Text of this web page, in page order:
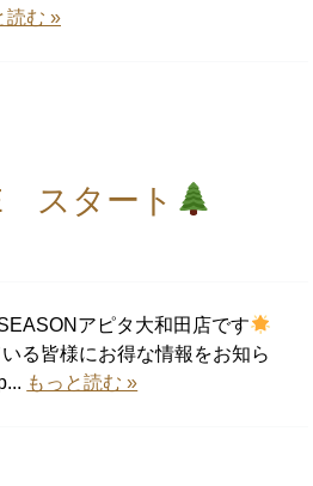
読む »
スタート
アピタ大和田店です
る皆様にお得な情報をお知ら
もっと読む »